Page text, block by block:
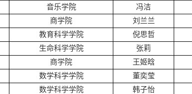
音乐学院 冯洁
商学院 刘兰兰
教育科学学院 倪思哲
生命科学学院 张莉
商学院 王姬晗
数学科学学院 董奕莹
数学科学学院 韩子怡